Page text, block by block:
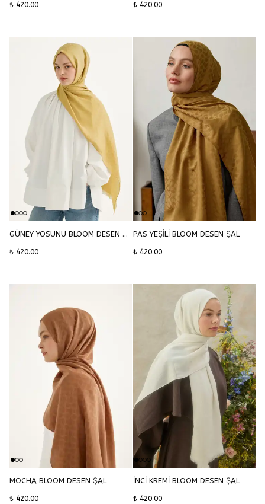
₺ 420.00 ₺ 420.00
GÜNEY YOSUNU BLOOM DESEN ŞAL
₺ 420.00
PAS YEŞİLİ BLOOM DESEN ŞAL
₺ 420.00
MOCHA BLOOM DESEN ŞAL
₺ 420.00
İNCİ KREMİ BLOOM DESEN ŞAL
₺ 420.00